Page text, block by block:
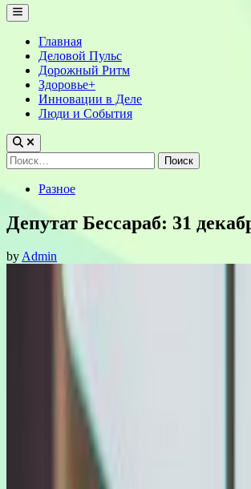
Main
Menu
Главная
Деловой Пульс
Дорожный Ритм
Здоровье+
Инновации в Деле
Люди и События
Найти:
PostedРазное
Депутат Бессараб: 31
byAdmin